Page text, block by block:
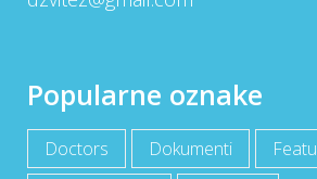
Popularne oznake
Doctors Dokumenti